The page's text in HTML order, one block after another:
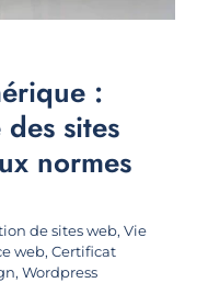
:
sites
normes
de sites web, Vie
web, Certificat
, Wordpress